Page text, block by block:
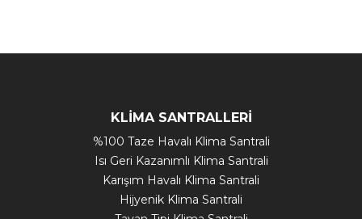
KLİMA SANTRALLERİ
%100 Taze Havalı Klima Santrali
Isı Geri Kazanımlı Klima Santrali
Karışım Havalı Klima Santrali
Hijyenik Klima Santrali